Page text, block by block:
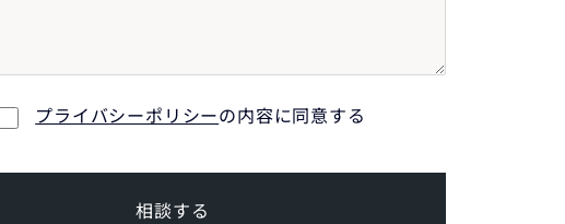
プライバシーポリシーの内容に同意する
相談する